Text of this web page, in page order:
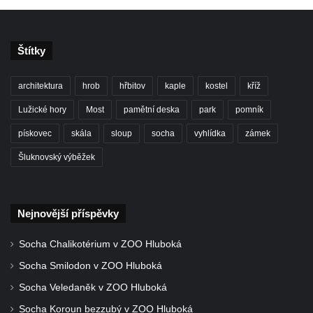
Štítky
architektura hrob hřbitov kaple kostel kříž
Lužické hory Most pamětní deska park pomník
pískovec skála sloup socha vyhlídka zámek
Šluknovský výběžek
Nejnovější příspěvky
Socha Chalikotérium v ZOO Hluboká
Socha Smilodon v ZOO Hluboká
Socha Veledaněk v ZOO Hluboká
Socha Koroun bezzubý v ZOO Hluboká